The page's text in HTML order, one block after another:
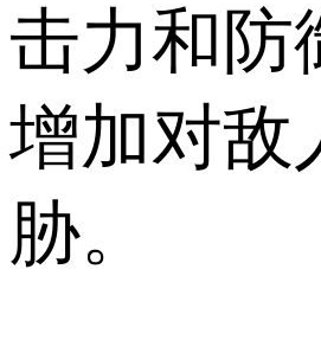
击力和防
增加对敌
胁。